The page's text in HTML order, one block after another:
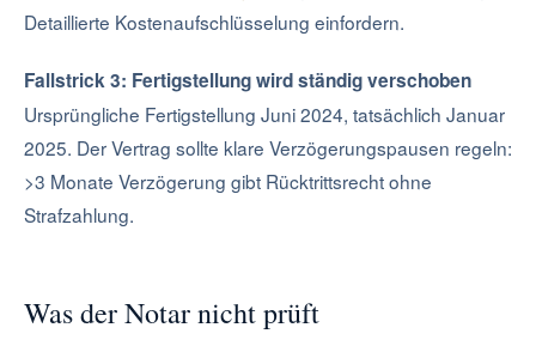
Detaillierte Kostenaufschlüsselung einfordern.
Fallstrick 3: Fertigstellung wird ständig verschoben
Ursprüngliche Fertigstellung Juni 2024, tatsächlich Januar
2025. Der Vertrag sollte klare Verzögerungspausen regeln:
>3 Monate Verzögerung gibt Rücktrittsrecht ohne
Strafzahlung.
Was der Notar nicht prüft